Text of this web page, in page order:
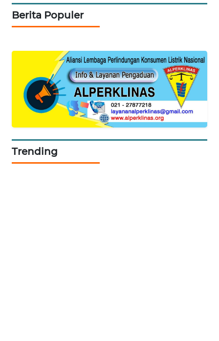
Berita Populer
Trending
GARONGGANG
NEWS
ID
ENERGI
NEWS
CILEUNGSI
BERKAT